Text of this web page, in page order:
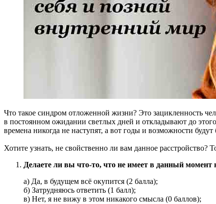
Что такое синдром отложенной жизни? Это зацикленность
в постоянном ожидании светлых дней и откладывают до
времена никогда не наступят, а вот годы и возможности
Хотите узнать, не свойственно ли вам данное расстройство?
Делаете ли вы что-то, что не имеет в данный момент
а) Да, в будущем всё окупится (2 балла);
б) Затрудняюсь ответить (1 балл);
в) Нет, я не вижу в этом никакого смысла (0 баллов);